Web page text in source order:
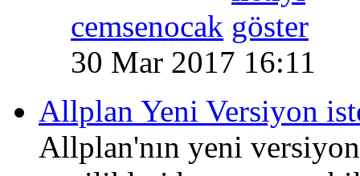
cemsenocak
30 Mar 2017 16:11
Allplan Yeni Versiyon
Allplan'nın yeni